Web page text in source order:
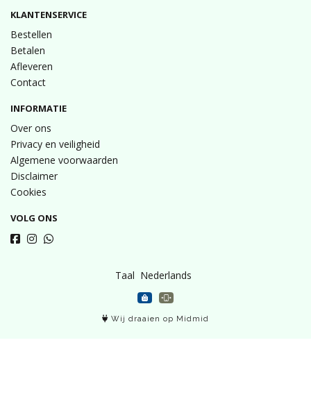
KLANTENSERVICE
Bestellen
Betalen
Afleveren
Contact
INFORMATIE
Over ons
Privacy en veiligheid
Algemene voorwaarden
Disclaimer
Cookies
VOLG ONS
Taal
Wij draaien op Midmid